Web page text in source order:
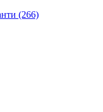
(266)